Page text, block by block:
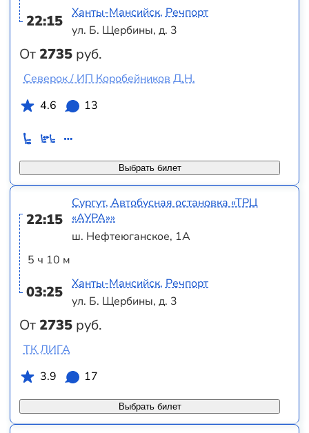
22:15
От2735 руб.
Ханты-Мансийск, Речпорт
ул. Б. Щербины, д. 3
Выбрать билет
Северок / ИП Коробейников Д.Н.
4.6
13
22:15
5 ч 10 м
03:25
От2735 руб.
Сургут, Автобусная остановка «ТРЦ
«АУРА»»
ш. Нефтеюганское, 1А
Ханты-Мансийск, Речпорт
ул. Б. Щербины, д. 3
Выбрать билет
ТК ЛИГА
3.9
17